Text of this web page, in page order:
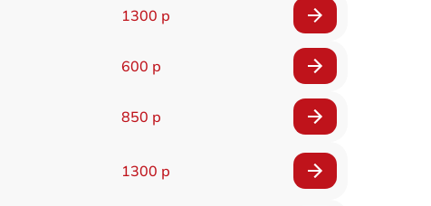
1300 р
600 р
850 р
1300 р